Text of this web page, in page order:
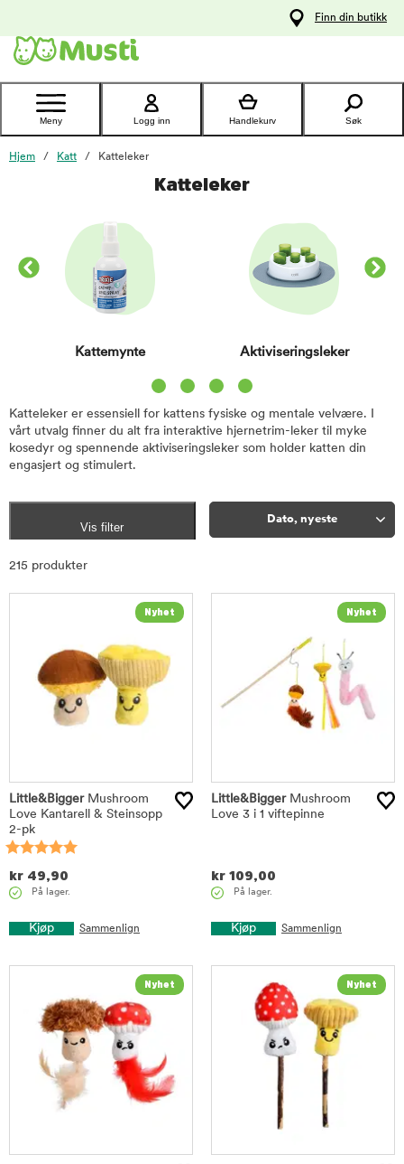
Kontakt
kundeservice
Finn din butikk
Meny Logg inn Handlekurv Søk
Hjem Katt Katteleker
Katteleker
Kattemynte Aktiviseringsleker
Katteleker er essensiell for kattens fysiske og mentale velvære. I
vårt utvalg finner du alt fra interaktive hjernetrim-leker til myke
kosedyr og spennende aktiviseringsleker som holder katten din
engasjert og stimulert.
Vis filter
Dato, nyeste
215 produkter
Little&BiggerMushroom
Love Kantarell & Steinsopp
2-pk
kr 49,90
På lager.
Kjøp Sammenlign
Little&BiggerMushroom
Love 3 i 1 viftepinne
kr 109,00
På lager.
Kjøp Sammenlign